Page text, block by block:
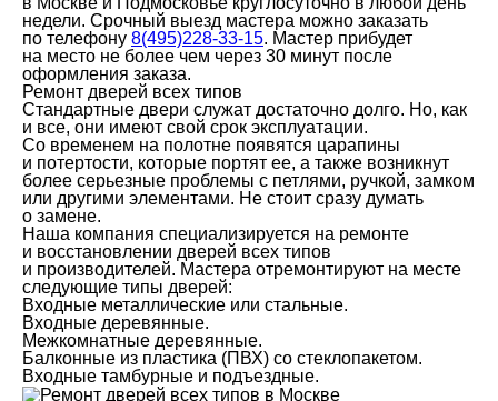
недели. Срочный выезд мастера можно заказать
по телефону 8(495)228-33-15. Мастер прибудет
на место не более чем через 30 минут после
оформления заказа.
Ремонт дверей всех типов
Стандартные двери служат достаточно долго. Но, как
и все, они имеют свой срок эксплуатации.
Со временем на полотне появятся царапины
и потертости, которые портят ее, а также возникнут
более серьезные проблемы с петлями, ручкой, замком
или другими элементами. Не стоит сразу думать
о замене.
Наша компания специализируется на ремонте
и восстановлении дверей всех типов
и производителей. Мастера отремонтируют на месте
следующие типы дверей:
Входные металлические или стальные.
Входные деревянные.
Межкомнатные деревянные.
Балконные из пластика (ПВХ) со стеклопакетом.
Входные тамбурные и подъездные.